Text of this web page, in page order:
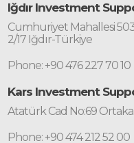
Iğdır Investment
Cumhuriyet Mahallesi
2/17 Iğdır-Türkiye
Phone: +90 476 227 70 10
Kars Investment
Atatürk Cad No:69
Phone: +90 474 212 52 00